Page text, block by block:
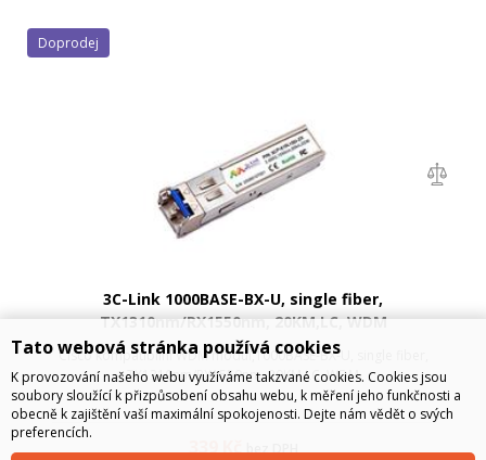
3C-Link 1000BASE-BX-U, single fiber,
TX1310nm/RX1550nm, 20KM,LC, WDM
Cisco kompatibilní WDM modul,1000BASE-BX-U, single fiber,
TX1310nm/RX1550nm, 20KM,LC, WDM
339Kč bez DPH
Doprodej
Tato webová stránka používá cookies
K provozování našeho webu využíváme takzvané cookies. Cookies jsou
soubory sloužící k přizpůsobení obsahu webu, k měření jeho funkčnosti a
obecně k zajištění vaší maximální spokojenosti. Dejte nám vědět o svých
preferencích.